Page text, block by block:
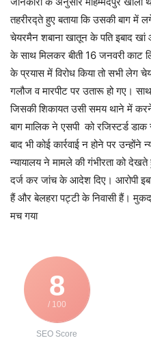
तहरीरद्ते हुए बताया कि उसकी बाग में
चेयरमैन शबाना खातून के पति इबाद खां
के साथ मिलकर बीती 16 जनवरी काट
के प्रयास में विरोध किया तो सभी लेग
गलौज व मारपीट पर उतारू हो गए।
जिसकी शिकायत उसी समय थाने में करने
बाग मालिक ने एसपी को रजिस्टर्ड
बाद भी कोई कार्रवाई न होने पर
न्यायालय ने मामले की गंभीरता को
दर्ज कर जांच के आदेश दिए। आरोपी
हैं और बेलहरा पट्टी के निवासी हैं।
मच गया
8
/ 100
SEO Score